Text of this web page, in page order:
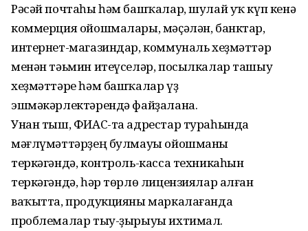
Рәсәй почтаһы һәм башҡалар, шулай уҡ күп кенә
коммерция ойошмалары, мәҫәлән, банктар,
интернет-магазиндар, коммуналь хеҙмәттәр
менән тәьмин итеүселәр, посылкалар ташыу
хеҙмәттәре һәм башҡалар үҙ
эшмәкәрлектәрендә файҙалана.
Унан тыш, ФИАС-та адрестар тураһында
мәғлүмәттәрҙең булмауы ойошманы
теркәгәндә, контроль-касса техникаһын
теркәгәндә, һәр төрлө лицензиялар алған
ваҡытта, продукцияны маркалағанда
проблемалар тыу-ҙырыуы ихтимал.